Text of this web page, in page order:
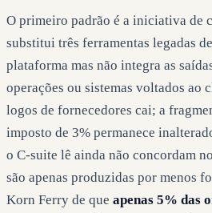
O primeiro padrão é a iniciativa de
substitui três ferramentas legadas
plataforma mas não integra as
operações ou sistemas voltados ao
logos de fornecedores cai; a
imposto de 3% permanece
o C-suite lê ainda não concordam
são apenas produzidas por menos
Korn Ferry de que apenas 5% das